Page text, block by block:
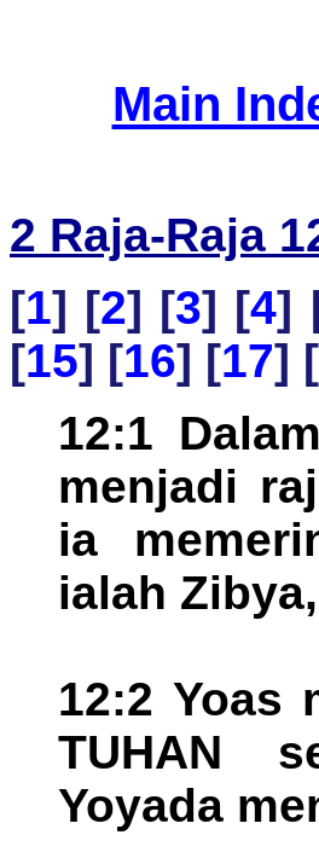
Main
2 Raja-Raja
[1] [2] [3] [4]
[15] [16] [17] [
12:1
menjadi
ia
ialah
12:2 Yoas
TUHAN
Yoyada